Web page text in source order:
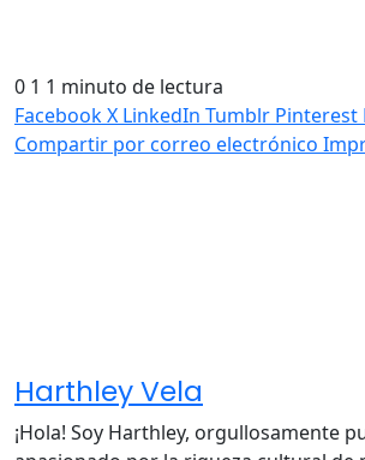
0 1 1 minuto de lectura
FacebookX LinkedIn Tumblr Pinterest
Compartir por correo electrónico
Harthley Vela
¡Hola! Soy Harthley, orgullosamente